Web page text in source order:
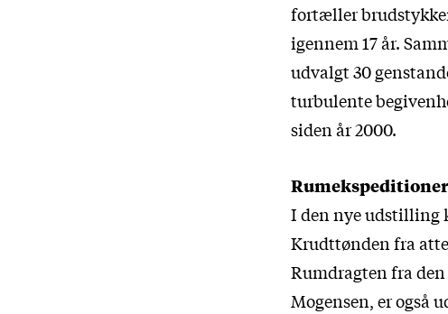
fortæller
igennem 17 år.
udvalgt 30
turbulente
siden år 2000.
I den nye udstilling
Krudttønden fra
Rumdragten fra
Mogensen, er også